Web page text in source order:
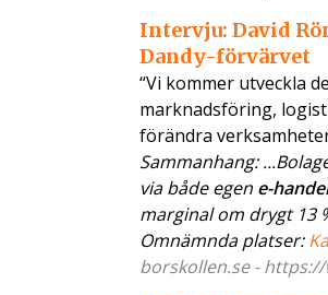
Intervju: David
Dandy-förvärvet
“Vi kommer utveckla
marknadsföring,
förändra
Sammanhang:
via både egen e-handel
marginal om drygt 13
Omnämnda platser:
borskollen.se - https://